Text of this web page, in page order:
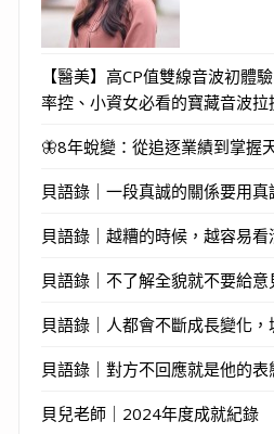
【醫美】高CP值雙線音波初體
率控、小資女必看的寶藏音波拉
🦋8年蛻變：從追逐業績到掌握
貝語錄｜一段真誠的關係要用真
貝語錄｜越糟的時候，越容易看
貝語錄｜不了解全貌就不要給意
貝語錄｜人都會不斷成長變化，
貝語錄｜對方不回應就是他的表
貝兒老師｜2024年度成就紀錄